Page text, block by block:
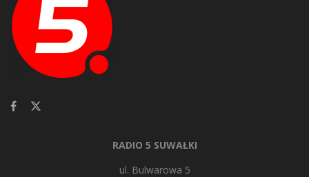
RADIO 5 SUWAŁKI
ul. Bulwarowa 5